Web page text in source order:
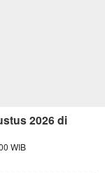
2026 di
WIB